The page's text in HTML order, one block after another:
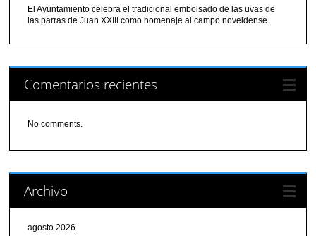
El Ayuntamiento celebra el tradicional embolsado de las uvas de
las parras de Juan XXIII como homenaje al campo noveldense
Comentarios recientes
No comments.
Archivo
agosto 2026